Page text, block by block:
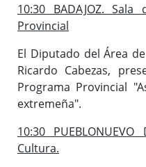
10:30 BADAJOZ.
Provincial
El Diputado del Área
Ricardo Cabezas,
Programa Provincial
extremeña".
10:30
Cultura.